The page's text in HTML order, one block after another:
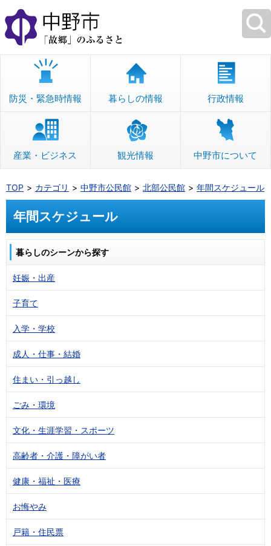
本
文
へ
移
防災・緊急時情報 暮らしの情報 行政情報
産業・ビジネス 観光情報 中野市について
TOP カテゴリ 中野市公民館 北部公民館 年間スケジュール
年間スケジュール
暮らしのシーンから探す
妊娠・出産
子育て
入学・学校
成人・仕事・結婚
住まい・引っ越し
ごみ・環境
文化・生涯学習・スポーツ
高齢者・介護・障がい者
健康・福祉・医療
お悔やみ
戸籍・住民票